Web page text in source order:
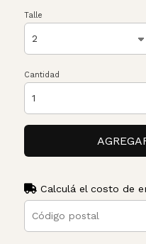
Talle
Cantidad
Calculá el costo de